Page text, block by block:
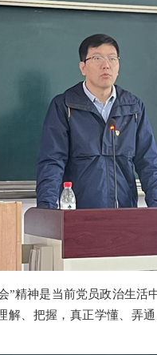
”精神是当前党员政治生活
解、把握，真正学懂、弄